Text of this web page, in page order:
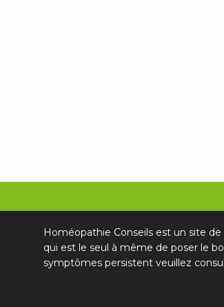
Homéopathie Conseils est un site
qui est le seul à même de poser le
symptômes persistent veuillez